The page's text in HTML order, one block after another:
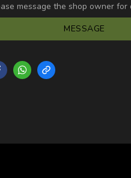
message the shop owner for
MESSAGE